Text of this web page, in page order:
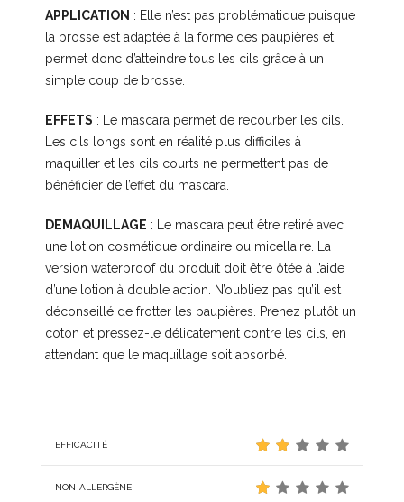
APPLICATION : Elle n’est pas problématique puisque
la brosse est adaptée à la forme des paupières et
permet donc d’atteindre tous les cils grâce à un
simple coup de brosse.
EFFETS : Le mascara permet de recourber les cils.
Les cils longs sont en réalité plus difficiles à
maquiller et les cils courts ne permettent pas de
bénéficier de l’effet du mascara.
DEMAQUILLAGE : Le mascara peut être retiré avec
une lotion cosmétique ordinaire ou micellaire. La
version waterproof du produit doit être ôtée à l’aide
d’une lotion à double action. N’oubliez pas qu’il est
déconseillé de frotter les paupières. Prenez plutôt un
coton et pressez-le délicatement contre les cils, en
attendant que le maquillage soit absorbé.
EFFICACITÉ
NON-ALLERGÈNE